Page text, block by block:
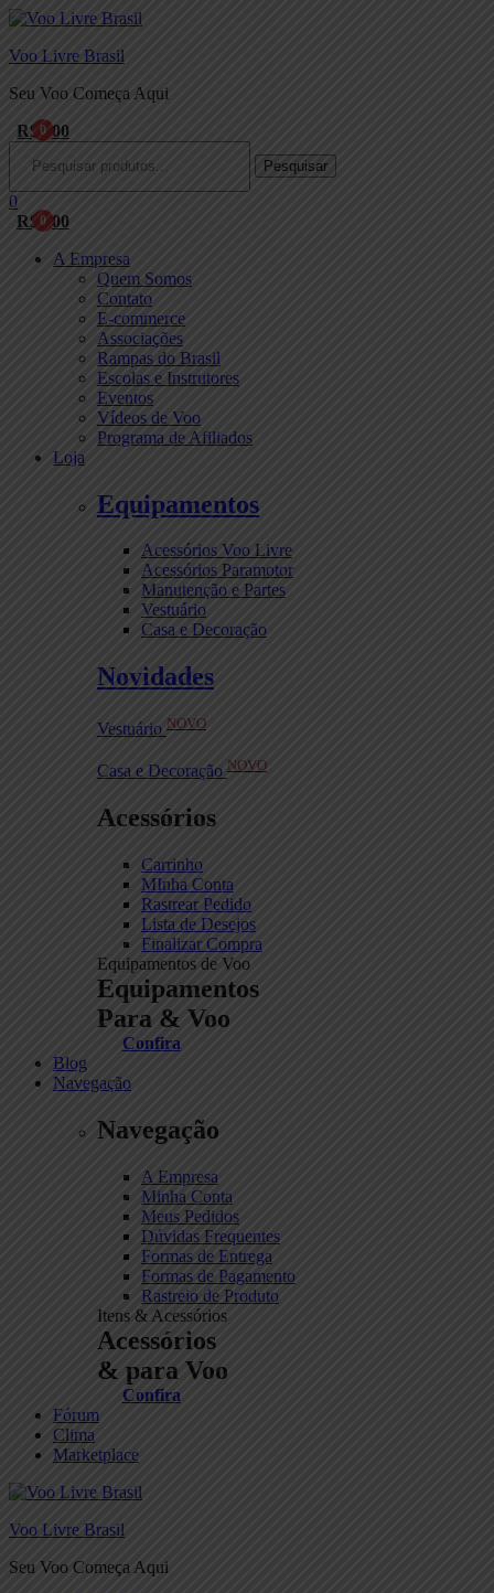
Voo Livre Brasil
Seu Voo Começa Aqui
0
R$ 0,00
Pesquisar
0
0
R$ 0,00
A Empresa
Quem Somos
Contato
E-commerce
Associações
Rampas do Brasil
Escolas e Instrutores
Eventos
Vídeos de Voo
Programa de Afiliados
Loja
Equipamentos
Acessórios Voo Livre
Acessórios Paramotor
Manutenção e Partes
Vestuário
Casa e Decoração
Novidades
Vestuário NOVO
Casa e Decoração NOVO
Acessórios
Carrinho
MInha Conta
Rastrear Pedido
Lista de Desejos
Finalizar Compra
Equipamentos de Voo
Equipamentos
Para & Voo
Confira
Blog
Navegação
Navegação
A Empresa
Minha Conta
Meus Pedidos
Dúvidas Frequentes
Formas de Entrega
Formas de Pagamento
Rastreio de Produto
Itens & Acessórios
Acessórios
& para Voo
Confira
Fórum
Clima
Marketplace
Voo Livre Brasil
Seu Voo Começa Aqui